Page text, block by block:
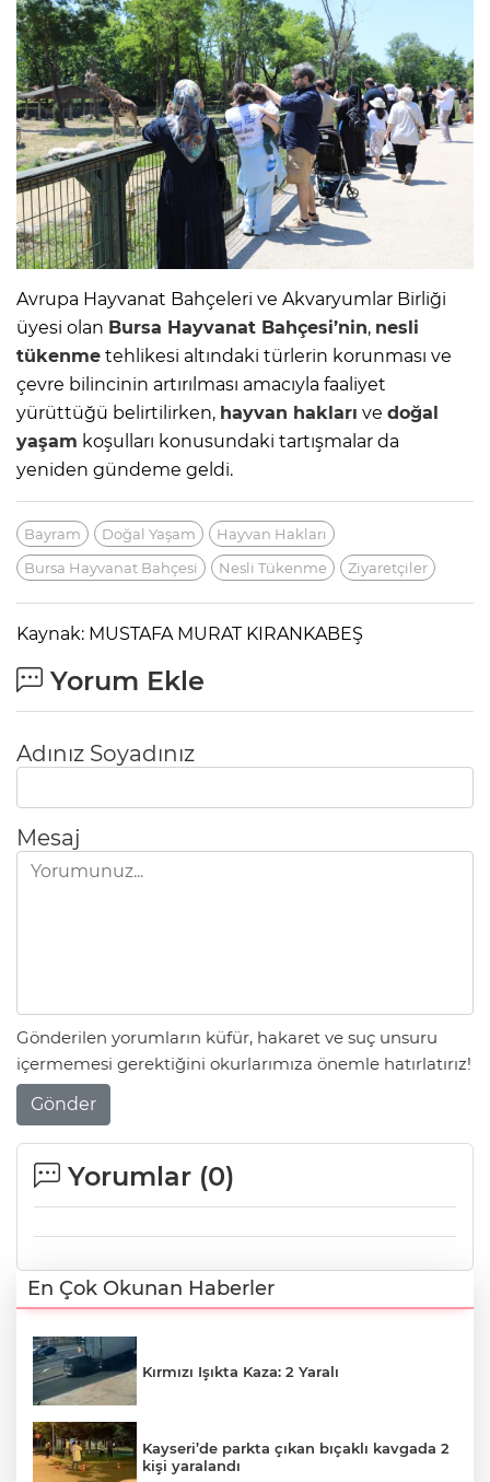
Avrupa Hayvanat Bahçeleri ve Akvaryumlar Birliği
üyesi olan Bursa Hayvanat Bahçesi’nin, nesli
tükenme tehlikesi altındaki türlerin korunması ve
çevre bilincinin artırılması amacıyla faaliyet
yürüttüğü belirtilirken, hayvan hakları ve doğal
yaşam koşulları konusundaki tartışmalar da
yeniden gündeme geldi.
Bayram Doğal Yaşam
Hayvan Hakları
Bursa Hayvanat Bahçesi
Nesli Tükenme Ziyaretçiler
Kaynak: MUSTAFA MURAT KIRANKABEŞ
Yorum Ekle
Adınız Soyadınız
Mesaj
Gönderilen yorumların küfür, hakaret ve suç unsuru
içermemesi gerektiğini okurlarımıza önemle hatırlatırız!
Gönder
Yorumlar (0)
En Çok Okunan Haberler
Kırmızı Işıkta Kaza: 2 Yaralı
Kayseri’de parkta çıkan bıçaklı kavgada 2
kişi yaralandı